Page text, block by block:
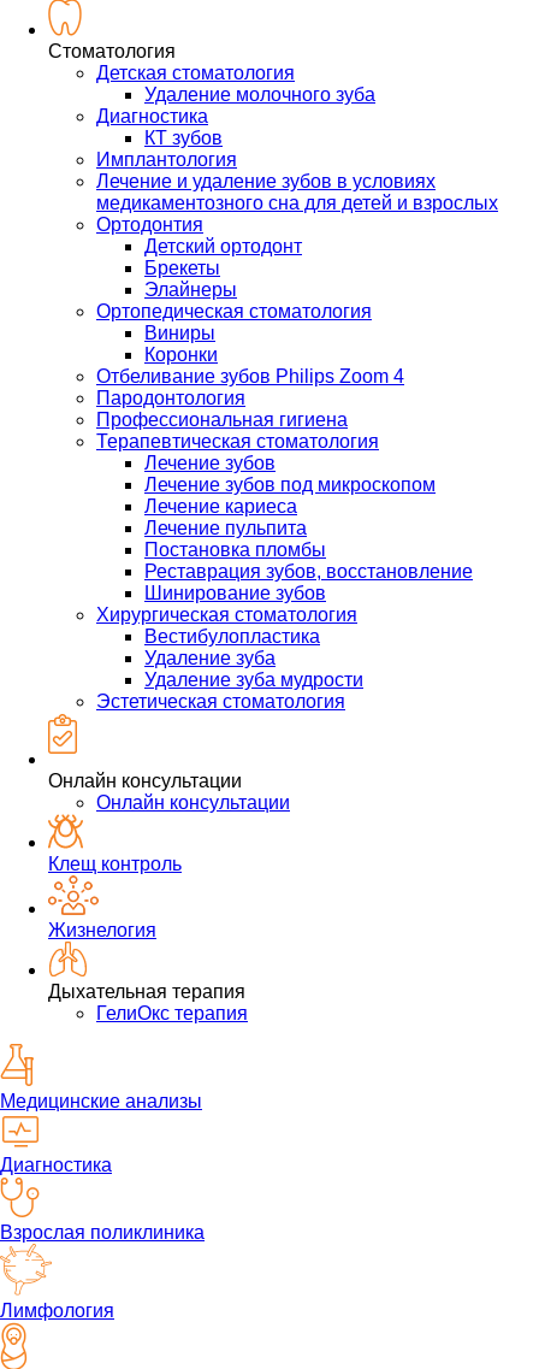
Стоматология
Детская стоматология
Удаление молочного зуба
Диагностика
КТ зубов
Имплантология
Лечение и удаление зубов в условиях
медикаментозного сна для детей и взрослых
Ортодонтия
Детский ортодонт
Брекеты
Элайнеры
Ортопедическая стоматология
Виниры
Коронки
Отбеливание зубов Philips Zoom 4
Пародонтология
Профессиональная гигиена
Терапевтическая стоматология
Лечение зубов
Лечение зубов под микроскопом
Лечение кариеса
Лечение пульпита
Постановка пломбы
Реставрация зубов, восстановление
Шинирование зубов
Хирургическая стоматология
Вестибулопластика
Удаление зуба
Удаление зуба мудрости
Эстетическая стоматология
Онлайн консультации
Онлайн консультации
Клещ контроль
Жизнелогия
Дыхательная терапия
ГелиОкс терапия
Медицинские анализы
Диагностика
Взрослая поликлиника
Лимфология